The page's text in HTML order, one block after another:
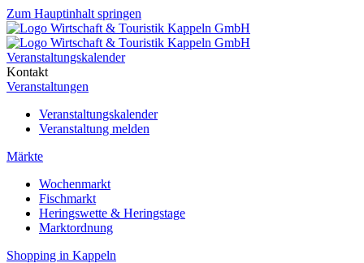
Zum Hauptinhalt springen
Veranstaltungskalender
Kontakt
Veranstaltungen
Veranstaltungskalender
Veranstaltung melden
Märkte
Wochenmarkt
Fischmarkt
Heringswette & Heringstage
Marktordnung
Shopping in Kappeln